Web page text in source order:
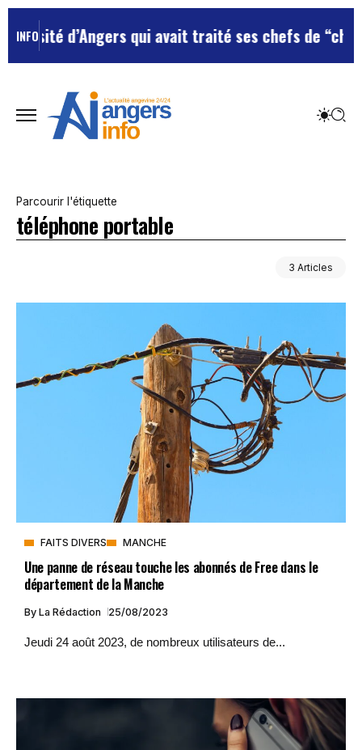
INFOd’Angers qui avait traité ses chefs de “chiens”
Parcourir l'étiquette
téléphone portable
3 Articles
FAITS DIVERS MANCHE
Une panne de réseau touche les abonnés de Free dans le
département de la Manche
By La Rédaction 25/08/2023
Jeudi 24 août 2023, de nombreux utilisateurs de...